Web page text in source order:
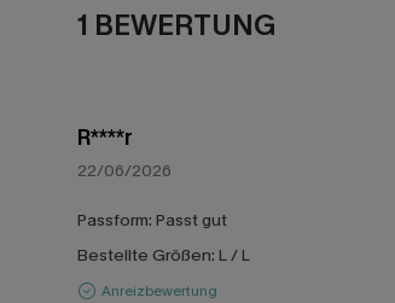
1 BEWERTUNG
R****r
22/06/2026
Passform: Passt gut
Bestellte Größen: L / L
Anreizbewertung